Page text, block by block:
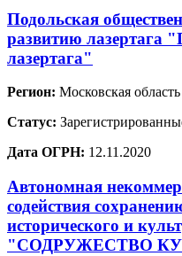
Подольская
развитию лазертага
лазертага"
Регион: Московская область
Статус:
Дата ОГРН: 12.11.2020
Автономная
содействия
исторического и
"СОДРУЖЕСТВО